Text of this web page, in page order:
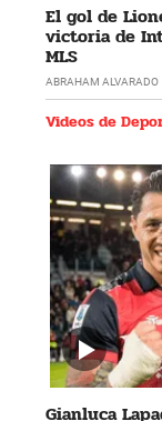
El gol de
victoria de
MLS
ABRAHAM ALVARADO
Videos de
Gianluca